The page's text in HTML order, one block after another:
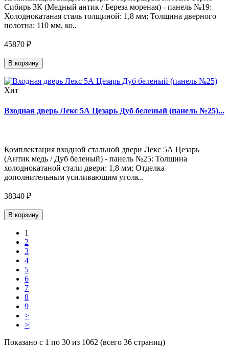
Сибирь 3К (Медный антик / Береза мореная) - панель №19:
Холоднокатаная сталь толщиной: 1,8 мм; Толщина дверного
полотна: 110 мм, ко..
45870 ₽
В корзину
Хит
Входная дверь Лекс 5А Цезарь Дуб беленый (панель №25)...
Комплектация входной стальной двери Лекс 5А Цезарь
(Антик медь / Дуб беленый) - панель №25: Толщина
холоднокатаной стали двери: 1,8 мм; Отделка
дополнительным усиливающим уголк..
38340 ₽
В корзину
1
2
3
4
5
6
7
8
9
>
>|
Показано с 1 по 30 из 1062 (всего 36 страниц)